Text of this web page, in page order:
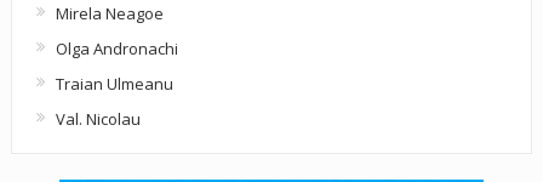
Mirela Neagoe
Olga Andronachi
Traian Ulmeanu
Val. Nicolau